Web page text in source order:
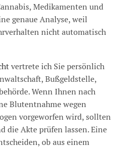
Medikamenten und
genaue Analyse, weil
nicht automatisch
vertrete ich Sie persönlich
Bußgeldstelle,
Wenn Ihnen nach
Blutentnahme wegen
vorgeworfen wird, sollten
die Akte prüfen lassen. Eine
ob aus einem